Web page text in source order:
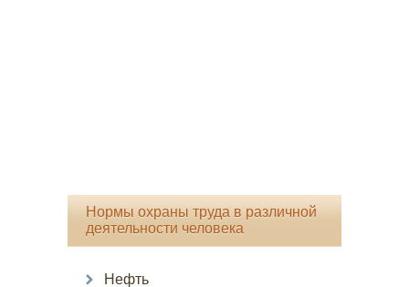
Нормы охраны труда в различной
деятельности человека
Нефть